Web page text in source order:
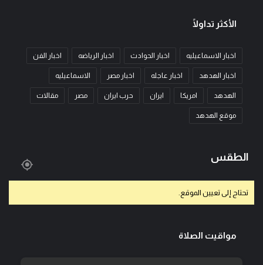
الأكثر تداولًا
اخبار الاسماعيليه اخبار الحوادث اخبار الرياضه اخبار الفن
اخبار الهدهد اخبار عاجله اخبار مصر الاسماعيليه
الهدهد امريكا ايران حرب ايران مصر مقالات
موقع الهدهد
الطقس
تحتاج إلى تعيين الموقع.
مواقيت الصلاة